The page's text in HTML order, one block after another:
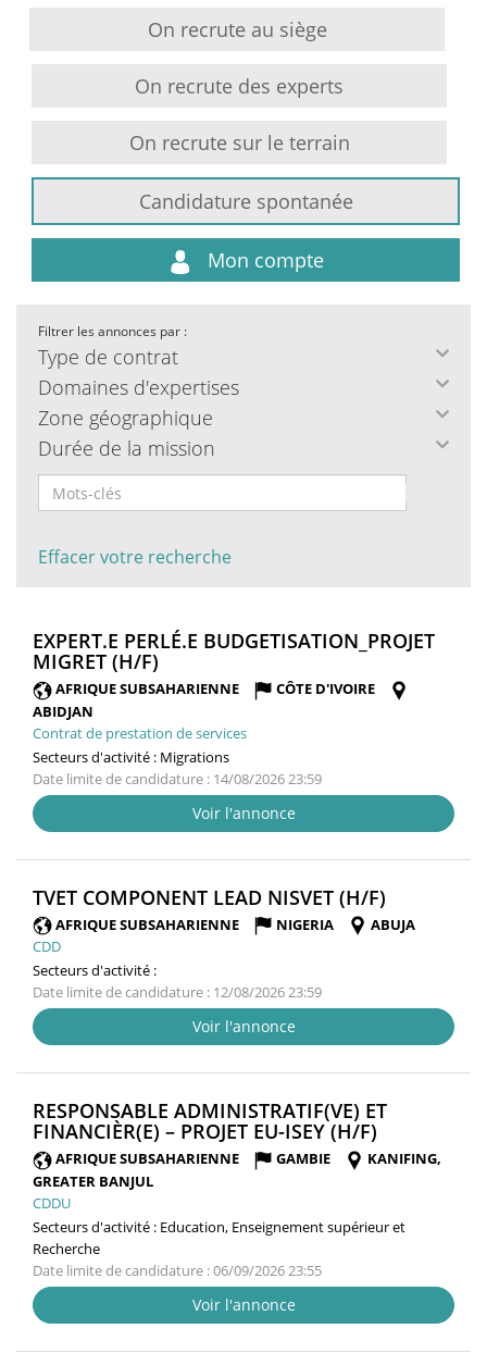
On recrute au siège
On recrute des experts
On recrute sur le terrain
Candidature spontanée
Mon compte
Filtrer les annonces par :
Type de contrat
Domaines d'expertises
Zone géographique
Durée de la mission
Effacer votre recherche
EXPERT.E PERLÉ.E BUDGETISATION_PROJET
MIGRET (H/F)
FENÊTRE)
AFRIQUE SUBSAHARIENNE
CÔTE D'IVOIRE
ABIDJAN
Contrat de prestation de services
Secteurs d'activité : Migrations
Date limite de candidature : 14/08/2026 23:59
Voir l'annonce
TVET COMPONENT LEAD NISVET (H/F)
FENÊTRE)
AFRIQUE SUBSAHARIENNE NIGERIA
ABUJA
CDD
Secteurs d'activité :
Date limite de candidature : 12/08/2026 23:59
Voir l'annonce
RESPONSABLE ADMINISTRATIF(VE) ET
FINANCIÈR(E) – PROJET EU-ISEY (H/F)
FENÊTRE)
AFRIQUE SUBSAHARIENNE GAMBIE
KANIFING,
GREATER BANJUL
CDDU
Secteurs d'activité : Education, Enseignement supérieur et
Recherche
Date limite de candidature : 06/09/2026 23:55
Voir l'annonce